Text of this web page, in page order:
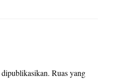
Ruas yang